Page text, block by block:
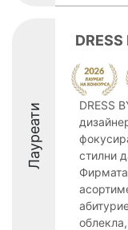
Лауреати
DRESS
DRESS
стилни